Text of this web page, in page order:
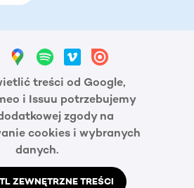
treści od Google,
i Issuu potrzebujemy
zgody na
cookies i wybranych
danych.
ZEWNĘTRZNE TREŚCI